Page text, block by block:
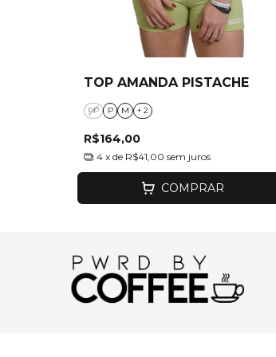
TOP AMANDA PISTACHE
PP P M + 2
R$164,00
4 x de R$41,00 sem juros
COMPRAR